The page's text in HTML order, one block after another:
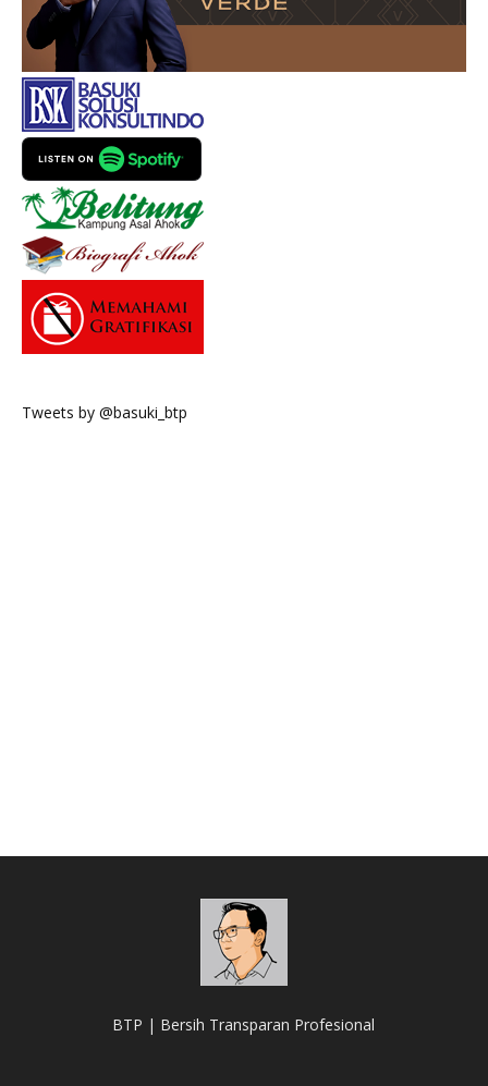
Tweets by @basuki_btp
BTP | Bersih Transparan Profesional